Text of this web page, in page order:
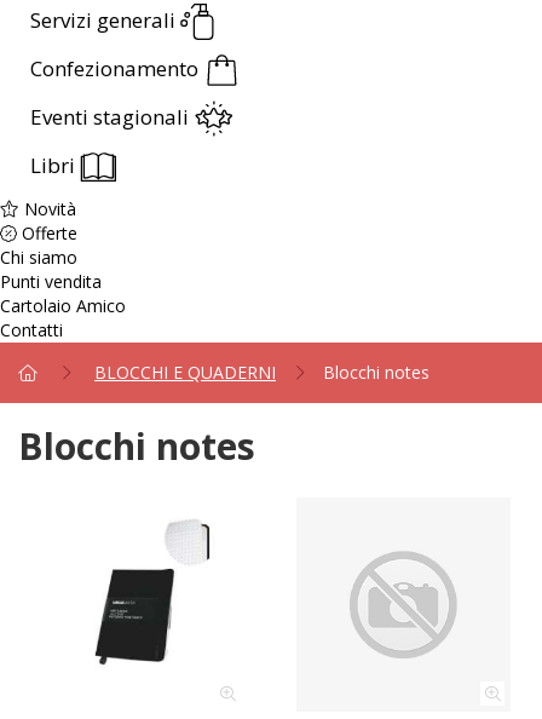
Servizi generali
Confezionamento
Eventi stagionali
Libri
Novità
Offerte
Chi siamo
Punti vendita
Cartolaio Amico
Contatti
BLOCCHI E QUADERNI
Blocchi notes
Blocchi notes